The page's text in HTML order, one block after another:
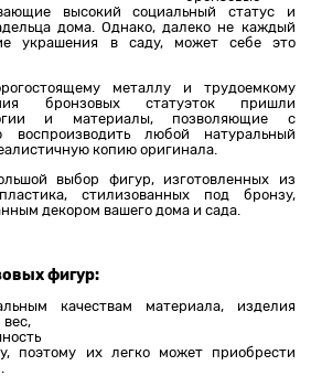
высокий социальный статус и
дома. Однако, далеко не каждый
украшения в саду, может себе это
металлу и трудоемкому
бронзовых статуэток пришли
и материалы, позволяющие с
воспроизводить любой натуральный
копию оригинала.
выбор фигур, изготовленных из
стилизованных под бронзу,
декором вашего дома и сада.
фигур:
качествам материала, изделия
поэтому их легко может приобрести